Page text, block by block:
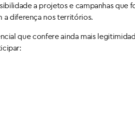
a projetos e campanhas que
a diferença nos territórios.
que confere ainda mais